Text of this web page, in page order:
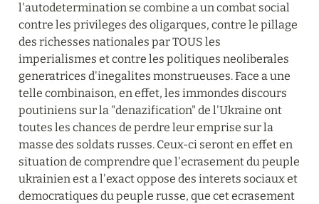
l'autodetermination se combine a un combat social
contre les privileges des oligarques, contre le pillage
des richesses nationales par TOUS les
imperialismes et contre les politiques neoliberales
generatrices d'inegalites monstrueuses. Face a une
telle combinaison, en effet, les immondes discours
poutiniens sur la "denazification" de l'Ukraine ont
toutes les chances de perdre leur emprise sur la
masse des soldats russes. Ceux-ci seront en effet en
situation de comprendre que l'ecrasement du peuple
ukrainien est a l'exact oppose des interets sociaux et
democratiques du peuple russe, que cet ecrasement